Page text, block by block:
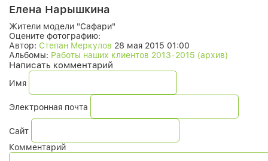
Елена Нарышкина
Жители модели "Сафари"
Оцените фотографию:
Автор: Степан Меркулов 28 мая 2015 01:00
Альбомы: Работы наших клиентов 2013-2015 (архив)
Написать комментарий
Имя
Электронная почта
Сайт
Комментарий